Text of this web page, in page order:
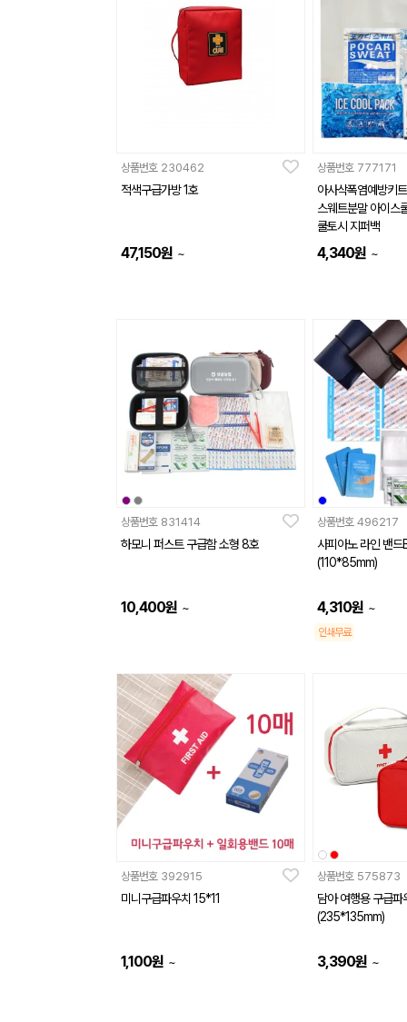
상품번호 230462
적색구급가방 1호
47,150원 ~
상품번호 777171
아사삭폭염예방키
스웨트분말 아이스
쿨토시 지퍼백
4,340원 ~
상품번호 831414
하모니 퍼스트 구급함 소형 8호
10,400원 ~
상품번호 496217
사피아노 라인 밴드
(110*85mm)
4,310원 ~
인쇄무료
상품번호 392915
미니구급파우치 15*11
1,100원 ~
상품번호 575873
담아 여행용 구급파
(235*135mm)
3,390원 ~